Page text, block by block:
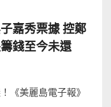
嘉秀票據 控鄭
錢至今未還
《美麗島電子報》